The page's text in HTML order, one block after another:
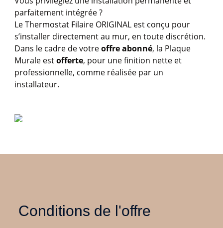
parfaitement intégrée ?
Le Thermostat Filaire ORIGINAL est conçu pour
s’installer directementau mur, en toute discrétion.
Dans le cadre de votreoffre abonné, la Plaque
Murale estofferte, pour une finition nette et
professionnelle, comme réalisée par un
installateur.
Conditions de l'offre